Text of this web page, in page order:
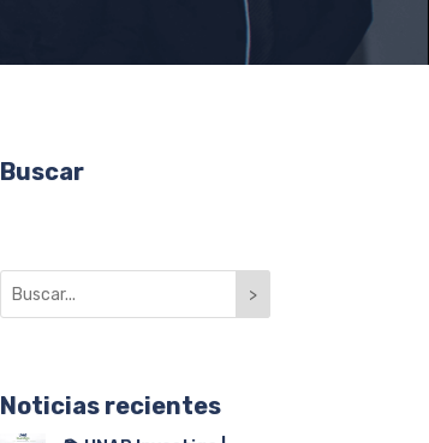
Buscar
>
Noticias recientes